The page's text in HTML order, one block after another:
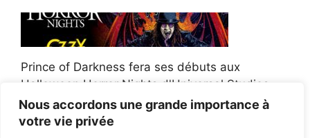
Nous accordons une grande importance à
votre vie privée
Prince of Darkness fera ses débuts aux
Halloween Horror Nights d'Universal Studios